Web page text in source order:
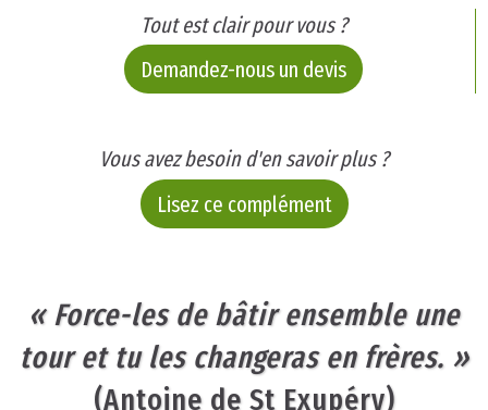
Tout est clair pour vous ?
Demandez-nous un devis
Vous avez besoin d'en savoir plus ?
Lisez ce complément
« Force-les de bâtir ensemble une
tour et tu les changeras en frères. »
(Antoine de St Exupéry)